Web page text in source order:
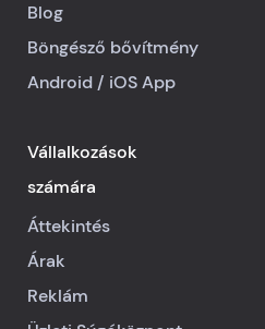
Blog
Böngésző bővítmény
Android / iOSApp
Vállalkozások
számára
Áttekintés
Árak
Reklám